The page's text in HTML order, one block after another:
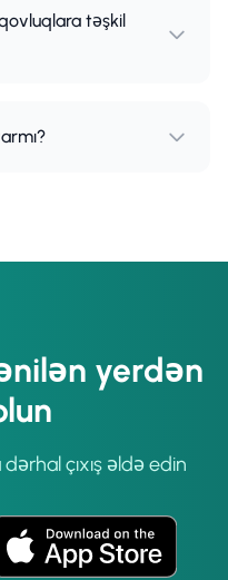
təşkil
yerdən
çıxış əldə edin